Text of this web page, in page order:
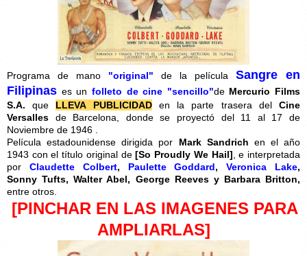
Programa de mano "original" de la película Sangre en
Filipinas es un folleto de cine "sencillo"de Mercurio Films
S.A. que LLEVA PUBLICIDADen la parte trasera delCine
Versalles de Barcelona, donde se proyectó del 11 al 17 de
Noviembre de 1946 .
Película estadounidense dirigida por Mark Sandrich en el año
1943 con el título original de[So Proudly We Hail] , e interpretada
por Claudette Colbert, Paulette Goddard,Veronica Lake,
Sonny Tufts, Walter Abel, George Reevesy Barbara Britton,
entre otros.
[PINCHAR EN LAS IMAGENES PARA
AMPLIARLAS]